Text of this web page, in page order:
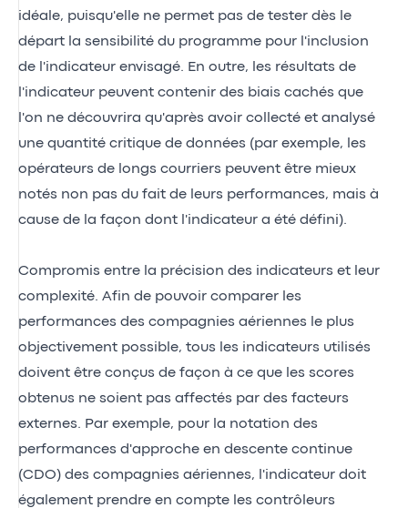
idéale, puisqu'elle ne permet pas de tester dès le
départ la sensibilité du programme pour l'inclusion
de l'indicateur envisagé. En outre, les résultats de
l'indicateur peuvent contenir des biais cachés que
l'on ne découvrira qu'après avoir collecté et analysé
une quantité critique de données (par exemple, les
opérateurs de longs courriers peuvent être mieux
notés non pas du fait de leurs performances, mais à
cause de la façon dont l'indicateur a été défini).
Compromis entre la précision des indicateurs et leur
complexité. Afin de pouvoir comparer les
performances des compagnies aériennes le plus
objectivement possible, tous les indicateurs utilisés
doivent être conçus de façon à ce que les scores
obtenus ne soient pas affectés par des facteurs
externes. Par exemple, pour la notation des
performances d'approche en descente continue
(CDO) des compagnies aériennes, l'indicateur doit
également prendre en compte les contrôleurs